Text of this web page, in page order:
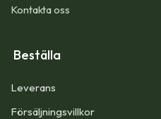
Kontakta oss
Beställa
Leverans
Försäljningsvillkor